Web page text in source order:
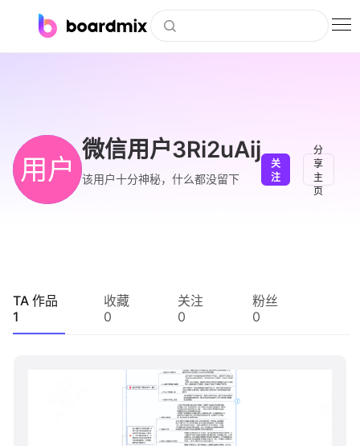
下载
会员
企业服务
知识分享社区
用户
微信用户3Ri2uAij
该用户十分神秘，什么都没留下
关
注
分
享
主
页
TA 作品
1
收藏
0
关注
0
粉丝
0